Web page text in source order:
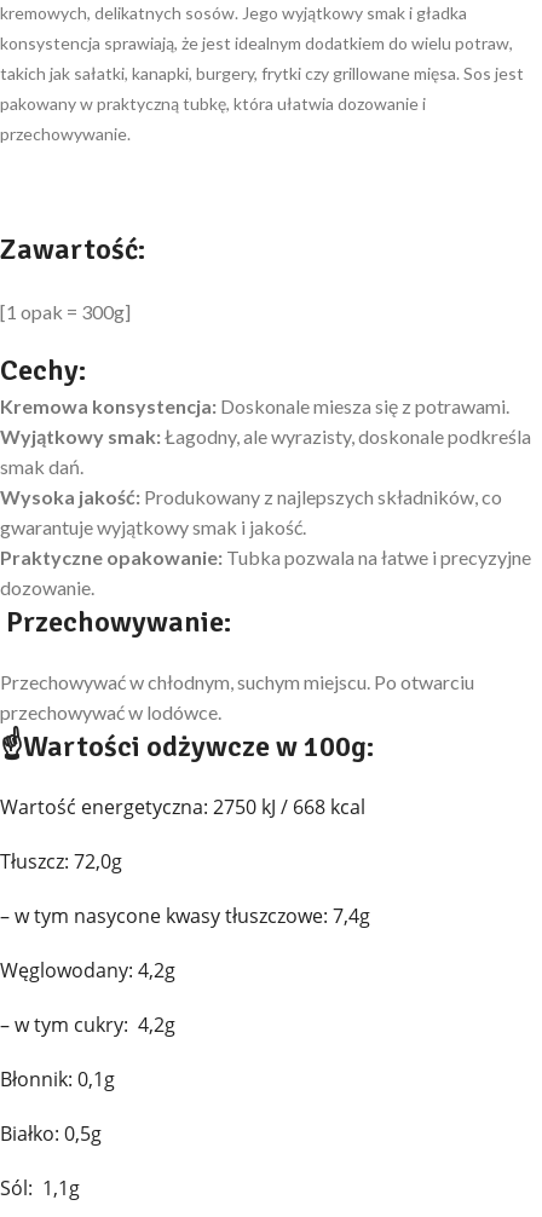
kremowych, delikatnych sosów. Jego wyjątkowy smak i gładka
konsystencja sprawiają, że jest idealnym dodatkiem do wielu potraw,
takich jak sałatki, kanapki, burgery, frytki czy grillowane mięsa. Sos jest
pakowany w praktyczną tubkę, która ułatwia dozowanie i
przechowywanie.
Zawartość:
[1 opak = 300g]
Cechy:
Kremowa konsystencja: Doskonale miesza się z potrawami.
Wyjątkowy smak:Łagodny, ale wyrazisty, doskonale podkreśla
smak dań.
Wysoka jakość: Produkowany z najlepszych składników, co
gwarantuje wyjątkowy smak i jakość.
Praktyczne opakowanie: Tubka pozwala na łatwe i precyzyjne
dozowanie.
Przechowywanie:
Przechowywać w chłodnym, suchym miejscu. Po otwarciu
przechowywać w lodówce.
☝Wartości odżywcze w 100g:
Wartość energetyczna: 2750 kJ / 668 kcal
Tłuszcz: 72,0g
– w tym nasycone kwasy tłuszczowe: 7,4g
Węglowodany: 4,2g
– w tym cukry: 4,2g
Błonnik: 0,1g
Białko: 0,5g
Sól: 1,1g